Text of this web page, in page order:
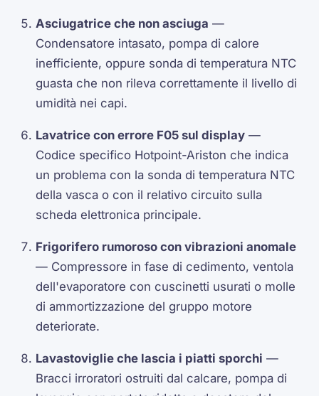
Asciugatrice che non asciuga —
Condensatore intasato, pompa di calore
inefficiente, oppure sonda di temperatura NTC
guasta che non rileva correttamente il livello di
umidità nei capi.
Lavatrice con errore F05 sul display —
Codice specifico Hotpoint-Ariston che indica
un problema con la sonda di temperatura NTC
della vasca o con il relativo circuito sulla
scheda elettronica principale.
Frigorifero rumoroso con vibrazioni anomale
— Compressore in fase di cedimento, ventola
dell'evaporatore con cuscinetti usurati o molle
di ammortizzazione del gruppo motore
deteriorate.
Lavastoviglie che lascia i piatti sporchi —
Bracci irroratori ostruiti dal calcare, pompa di